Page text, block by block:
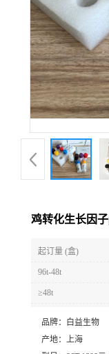
鸡转化生长因
起订量 (盒)
96t-48t
≥48t
品牌：
白益生物
产地： 上海